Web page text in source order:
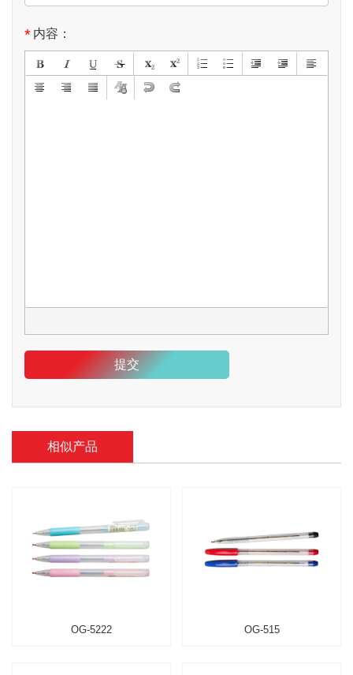
* 内容：
提交
相似产品
OG-5222 OG-515